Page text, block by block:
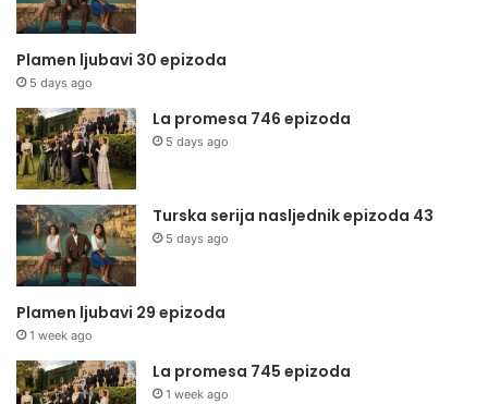
Plamen ljubavi 30 epizoda
5 days ago
La promesa 746 epizoda
5 days ago
Turska serija nasljednik epizoda 43
5 days ago
Plamen ljubavi 29 epizoda
1 week ago
La promesa 745 epizoda
1 week ago